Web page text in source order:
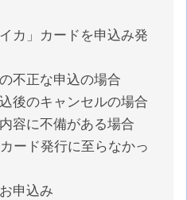
カ」カードを申込み発
不正な申込の場合
後のキャンセルの場合
容に不備がある場合
ード発行に至らなかっ
申込み